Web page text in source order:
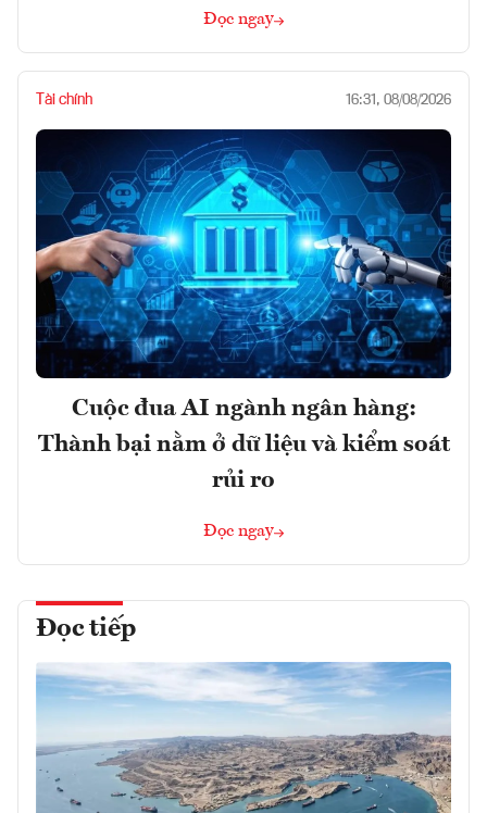
Đọc ngay
Tài chính 16:31, 08/08/2026
Cuộc đua AI ngành ngân hàng:
Thành bại nằm ở dữ liệu và kiểm soát
rủi ro
Đọc ngay
Đọc tiếp